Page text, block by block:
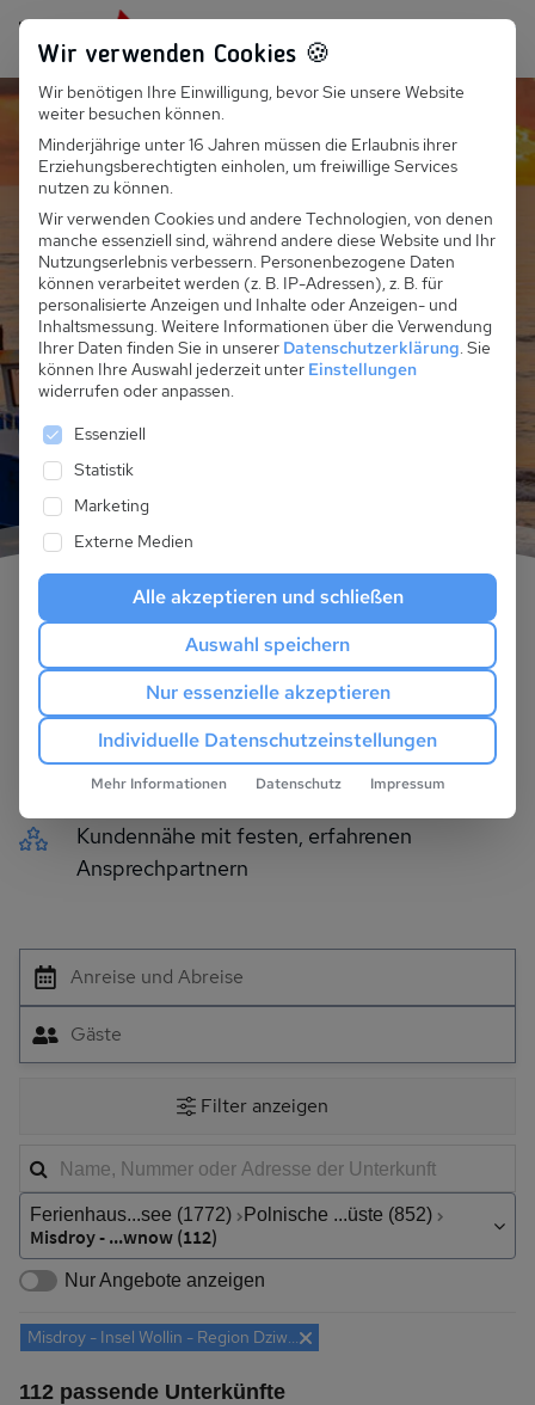
Persönlich für dich da: +49 251 899 050
Suchfeld
Suchen
Ferienhäuser und
Ferienwohnungen in
Misdory, der Insel Wollin
und Dziwnow
Alle Unterkünfte von Dziwnow bis Misdroy
Ausgesuchte Objekte, alle persönlich
besichtigt
Einzigartige Beratungsqualität. Wir lieben und
leben Ferienhausurlaub
Kundennähe mit festen, erfahrenen
Ansprechpartnern
Anreise und Abreise
Gäste
c
h
i
l
t
e
r
Filter anzeigen
Stichwortsuche
Ort,
Region,
Land
Ferienhaus...see (1772) Polnische ...üste (852)
Misdroy - ...wnow (112)
Nur Angebote anzeigen
Entferne
Misdroy - Insel Wollin - Region Dziwnow
112 passende Unterkünfte
Wir verwenden Cookies 🍪
Wir benötigen Ihre Einwilligung, bevor Sie unsere Website
weiter besuchen können.
Minderjährige unter 16 Jahren müssen die Erlaubnis ihrer
Erziehungsberechtigten einholen, um freiwillige Services
nutzen zu können.
Wir verwenden Cookies und andere Technologien, von denen
manche essenziell sind, während andere diese Website und Ihr
Nutzungserlebnis verbessern. Personenbezogene Daten
können verarbeitet werden (z. B. IP-Adressen), z. B. für
personalisierte Anzeigen und Inhalte oder Anzeigen- und
Inhaltsmessung. Weitere Informationen über die Verwendung
Ihrer Daten finden Sie in unserer Datenschutzerklärung. Sie
können Ihre Auswahl jederzeit unter Einstellungen
widerrufen oder anpassen.
Es folgt eine Liste der Service-Gruppen, für die
Essenziell
Statistik
Marketing
Externe Medien
Alle akzeptieren und schließen
Auswahl speichern
Nur essenzielle akzeptieren
Individuelle Datenschutzeinstellungen
Mehr Informationen Datenschutz Impressum